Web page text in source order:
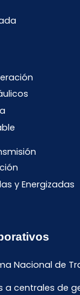
y Energizadas
Nacional de
a centrales de